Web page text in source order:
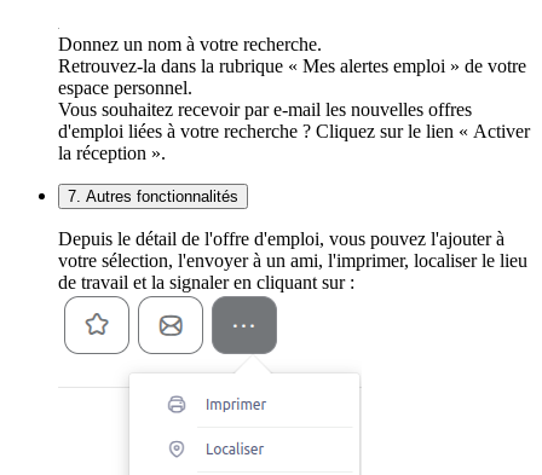
Donnez un nom à votre recherche.
Retrouvez-la dans la rubrique « Mes alertes emploi » de votre
espace personnel.
Vous souhaitez recevoir par e-mail les nouvelles offres
d'emploi liées à votre recherche ? Cliquez sur le lien « Activer
la réception ».
7. Autres fonctionnalités
Depuis le détail de l'offre d'emploi, vous pouvez l'ajouter à
votre sélection, l'envoyer à un ami, l'imprimer, localiser le lieu
de travail et la signaler en cliquant sur :